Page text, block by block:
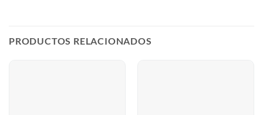
PRODUCTOS RELACIONADOS